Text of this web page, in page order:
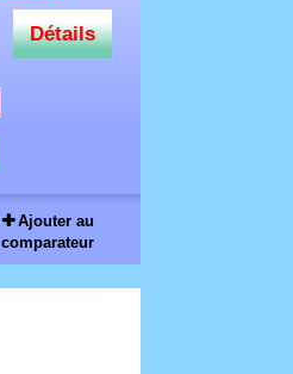
Détails
Ajouter au
comparateur